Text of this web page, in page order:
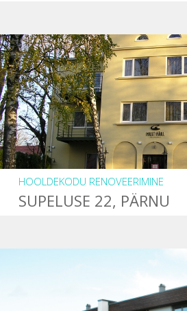
HOOLDEKODU RENOVEERIMINE
SUPELUSE 22, PÄRNU